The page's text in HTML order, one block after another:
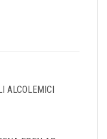
ALCOLEMICI